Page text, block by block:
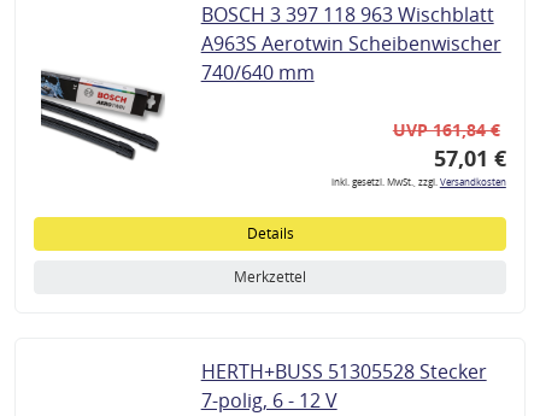
BOSCH 3 397 118 963 Wischblatt
A963S Aerotwin Scheibenwischer
740/640 mm
UVP 161,84 €
57,01 €
inkl. gesetzl. MwSt., zzgl.Versandkosten
Details
Merkzettel
HERTH+BUSS 51305528 Stecker
7-polig, 6 - 12 V